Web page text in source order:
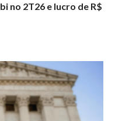
no 2T26 e lucro de R$